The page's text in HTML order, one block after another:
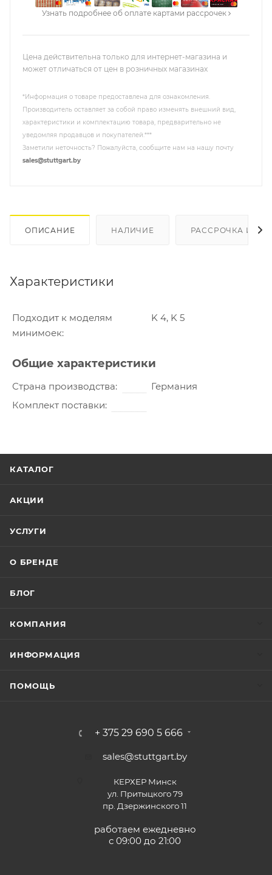
Узнать подробнее об оплате картами рассрочек
Цена действительна только для интернет-магазина и
может отличаться от цен в розничных магазинах
*Информация о товаре предоставлена для ознакомления.
Производитель оставляет за собой право изменять внешний вид,
характеристики и комплектацию товара, предварительно не
уведомляя продавцов и покупателей.***
Заметили неточность? Пожалуйста, сообщите нам на нашу почту
sales@stuttgart.by
ОПИСАНИЕ НАЛИЧИЕ РАССРОЧКА И
Характеристики
Подходит к моделям
минимоек
K 4, K 5
Общие характеристики
Страна производства
Германия
Комплект поставки
КАТАЛОГ
АКЦИИ
УСЛУГИ
О БРЕНДЕ
БЛОГ
КОМПАНИЯ
ИНФОРМАЦИЯ
ПОМОЩЬ
+ 375 29 690 5 666
sales@stuttgart.by
КЕРХЕР Минск
ул. Притыцкого 79
пр. Дзержинского 11
работаем ежедневно
с 09:00 до 21:00